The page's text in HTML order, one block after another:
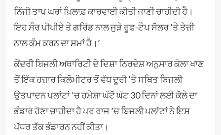
ਨਿੱਜੀ ਤਾਪ ਘਰਾਂ ਖ਼ਿਲਾਫ਼ ਕਾਰਵਾਈ ਕੀਤੀ ਜਾਣੀ ਚਾਹੀਦੀ ਹੈ।
ਇਹ ਸੌਰ ਪੀਪੀਏ ਤੇ ਗਰਿੱਡ ਨਾਲ ਜੁੜੇ ਰੂਫ-ਟੌਪ ਸੋਲਰ ’ਤੇ ਤੇਜ਼ੀ
ਨਾਲ ਕੰਮ ਕਰਨ ਦਾ ਸਮਾਂ ਹੈ।’
ਕੇਂਦਰੀ ਬਿਜਲੀ ਅਥਾਰਿਟੀ ਦੇ ਦਿਸ਼ਾ ਨਿਰਦੇਸ਼ ਅਨੁਸਾਰ ਕੋਲਾ ਖਾਣ
ਤੋਂ ਇੱਕ ਹਜ਼ਾਰ ਕਿਲੋਮੀਟਰ ਤੋਂ ਵੱਧ ਦੂਰੀ ’ਤੇ ਸਥਿਤ ਬਿਜਲੀ
ਉਤਪਾਦਨ ਪਲਾਂਟਾਂ ’ਚ ਹਮੇਸ਼ਾ ਘੱਟੋ ਘੱਟ 30 ਦਿਨਾਂ ਲਈ ਕੋਲੇ ਦਾ
ਭੰਡਾਰ ਹੋਣਾ ਚਾਹੀਦਾ ਹੈ ਪਰ ਰਾਜ ’ਚ ਬਿਜਲੀ ਪਲਾਂਟਾਂ ਨੇ ਇਸ
ਪੱਧਰ ਤੱਕ ਭੰਡਾਰਨ ਨਹੀਂ ਕੀਤਾ।